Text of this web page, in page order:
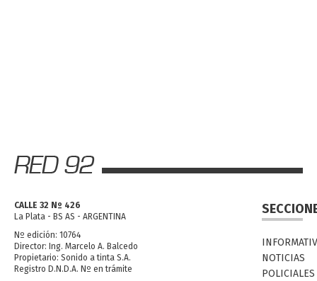
CALLE 32 Nº 426
La Plata - BS AS - ARGENTINA
Nº edición: 10764
Director: Ing. Marcelo A. Balcedo
Propietario: Sonido a tinta S.A.
Registro D.N.D.A. Nº en trámite
NOTICIAS
POLICIALES